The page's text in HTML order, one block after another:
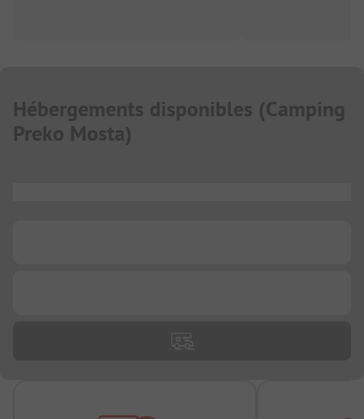
Hébergements disponibles (Camping
Preko Mosta)